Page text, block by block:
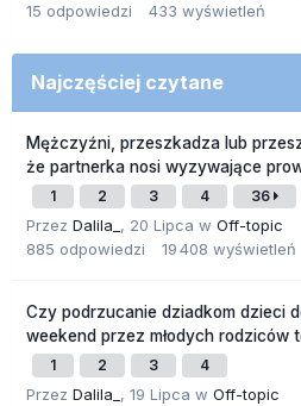
15 odpowiedzi 433 wyświetleń
Najczęściej czytane
Mężczyźni, przeszkadza lub
że partnerka nosi wyzywające
1 2 3 4 36
Przez Dalila_ , 20 Lipca w Off-topic
885 odpowiedzi 19 408 wyświetleń
Czy podrzucanie dziadkom dzieci
weekend przez młodych rodziców
1 2 3 4
Przez Dalila_ , 19 Lipca w Off-topic